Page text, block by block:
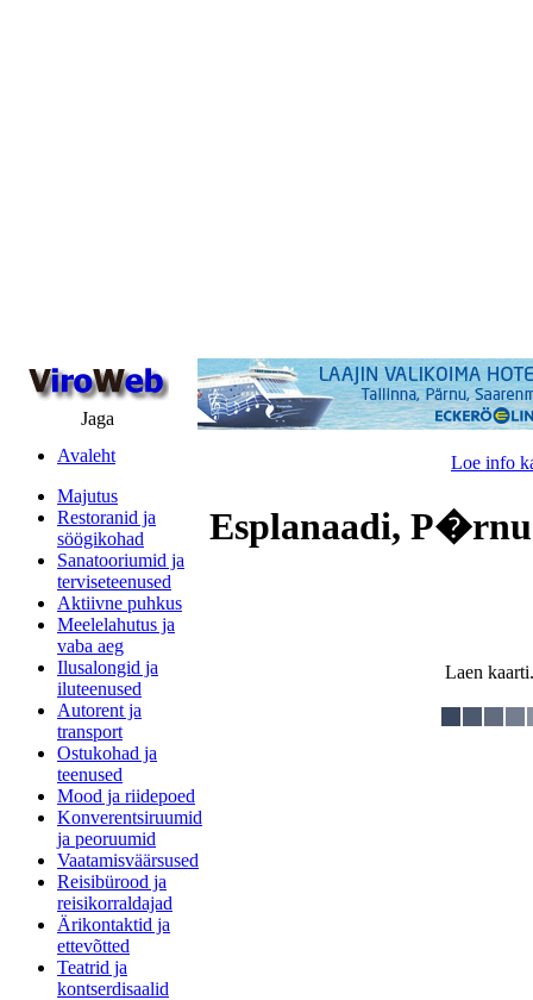
Jaga
Avaleht
Majutus
Restoranid ja
söögikohad
Sanatooriumid ja
terviseteenused
Aktiivne puhkus
Meelelahutus ja
vaba aeg
Ilusalongid ja
iluteenused
Autorent ja
transport
Ostukohad ja
teenused
Mood ja riidepoed
Konverentsiruumid
ja peoruumid
Vaatamisväärsused
Reisibürood ja
reisikorraldajad
Ärikontaktid ja
ettevõtted
Teatrid ja
kontserdisaalid
Loe info
Esplanaadi,
Laen